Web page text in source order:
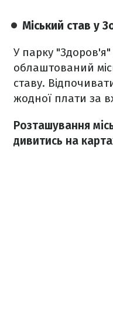
Міський став у
У парку "Здоров'я"
облаштований
ставу.
жодної плати за
Розташування
дивитись на